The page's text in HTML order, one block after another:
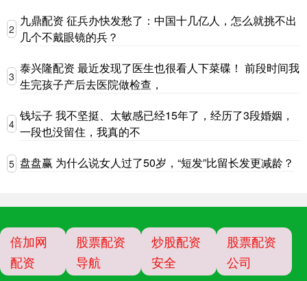
2
九鼎配资 征兵办快发愁了：中国十几亿人，怎么就挑不出
几个不戴眼镜的兵？
3
泰兴隆配资 最近发现了医生也很看人下菜碟！ 前段时间我
生完孩子产后去医院做检查，
4
钱坛子 我不坚挺、太敏感已经15年了，经历了3段婚姻，
一段也没留住，我真的不
5 盘盘赢 为什么说女人过了50岁，“短发”比留长发更减龄？
倍加网
配资
股票配资
导航
炒股配资
安全
股票配资
公司